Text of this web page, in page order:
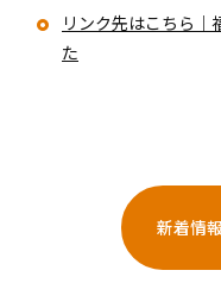
リンク先はこちら｜
た
新着情